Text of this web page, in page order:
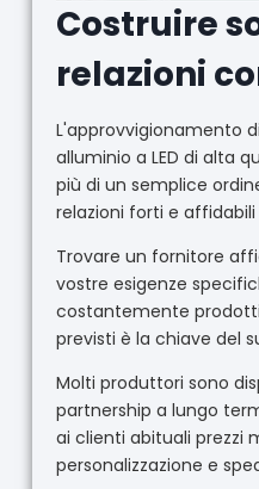
Costruire
relazioni
L'approvvigionamento
alluminio a LED di alta
più di un semplice
relazioni forti e
Trovare un fornitore
vostre esigenze
costantemente
previsti è la chiave del
Molti produttori sono
partnership a lungo
ai clienti abituali prezzi
personalizzazione e